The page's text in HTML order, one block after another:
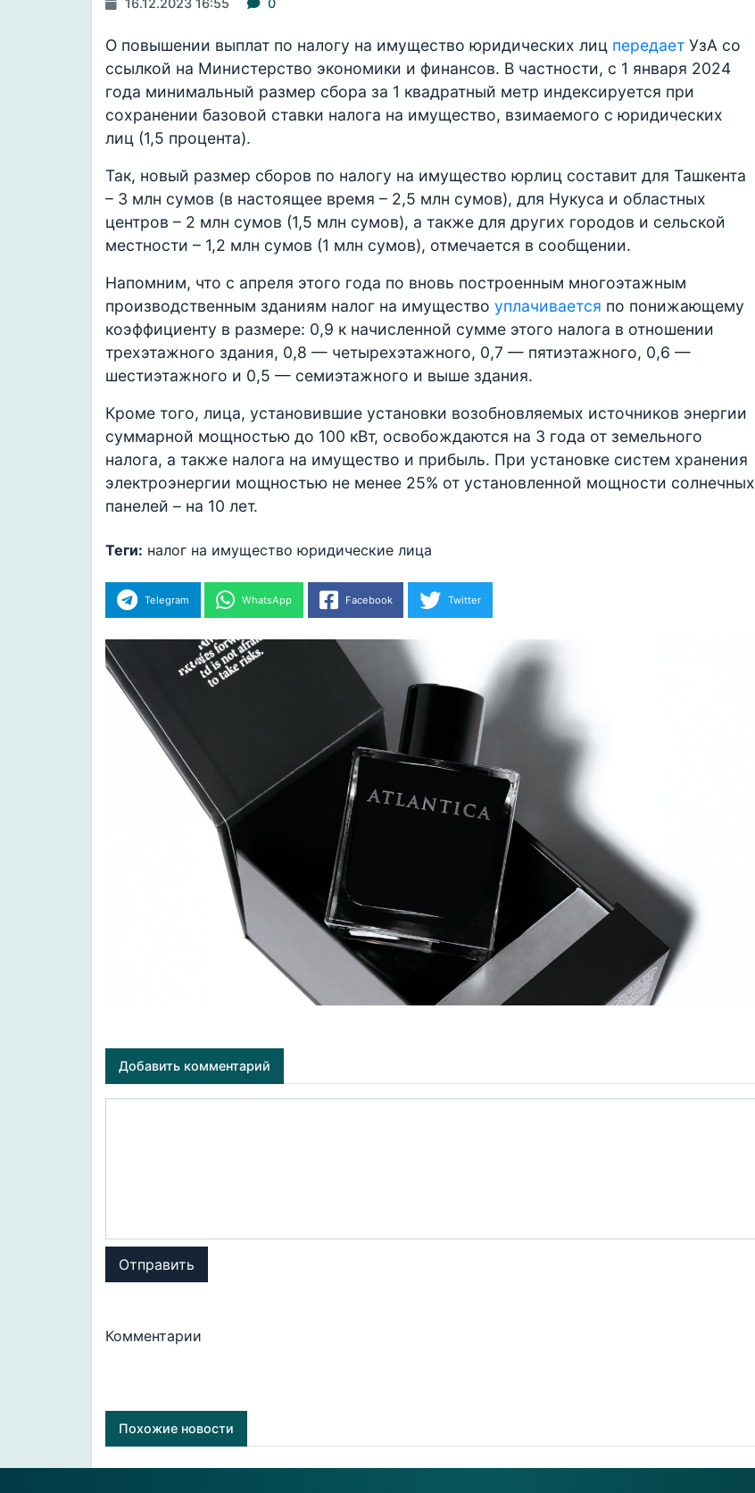
16.12.2023 16:55 0
О повышении выплат по налогу на имущество юридических лиц передает УзА со
ссылкой на Министерство экономики и финансов. В частности, с 1 января 2024
года минимальный размер сбора за 1 квадратный метр индексируется при
сохранении базовой ставки налога на имущество, взимаемого с юридических
лиц (1,5 процента).
Так, новый размер сборов по налогу на имущество юрлиц составит для Ташкента
– 3 млн сумов (в настоящее время – 2,5 млн сумов), для Нукуса и областных
центров – 2 млн сумов (1,5 млн сумов), а также для других городов и сельской
местности – 1,2 млн сумов (1 млн сумов), отмечается в сообщении.
Напомним, что с апреля этого года по вновь построенным многоэтажным
производственным зданиям налог на имущество уплачивается по понижающему
коэффициенту в размере: 0,9 к начисленной сумме этого налога в отношении
трехэтажного здания, 0,8 — четырехэтажного, 0,7 — пятиэтажного, 0,6 —
шестиэтажного и 0,5 — семиэтажного и выше здания.
Кроме того, лица, установившие установки возобновляемых источников энергии
суммарной мощностью до 100 кВт, освобождаются на 3 года от земельного
налога, а также налога на имущество и прибыль. При установке систем хранения
электроэнергии мощностью не менее 25% от установленной мощности солнечных
панелей – на 10 лет.
Теги: налог на имущество юридические лица
Telegram WhatsApp Facebook Twitter
Добавить комментарий
Отправить
Комментарии
Похожие новости